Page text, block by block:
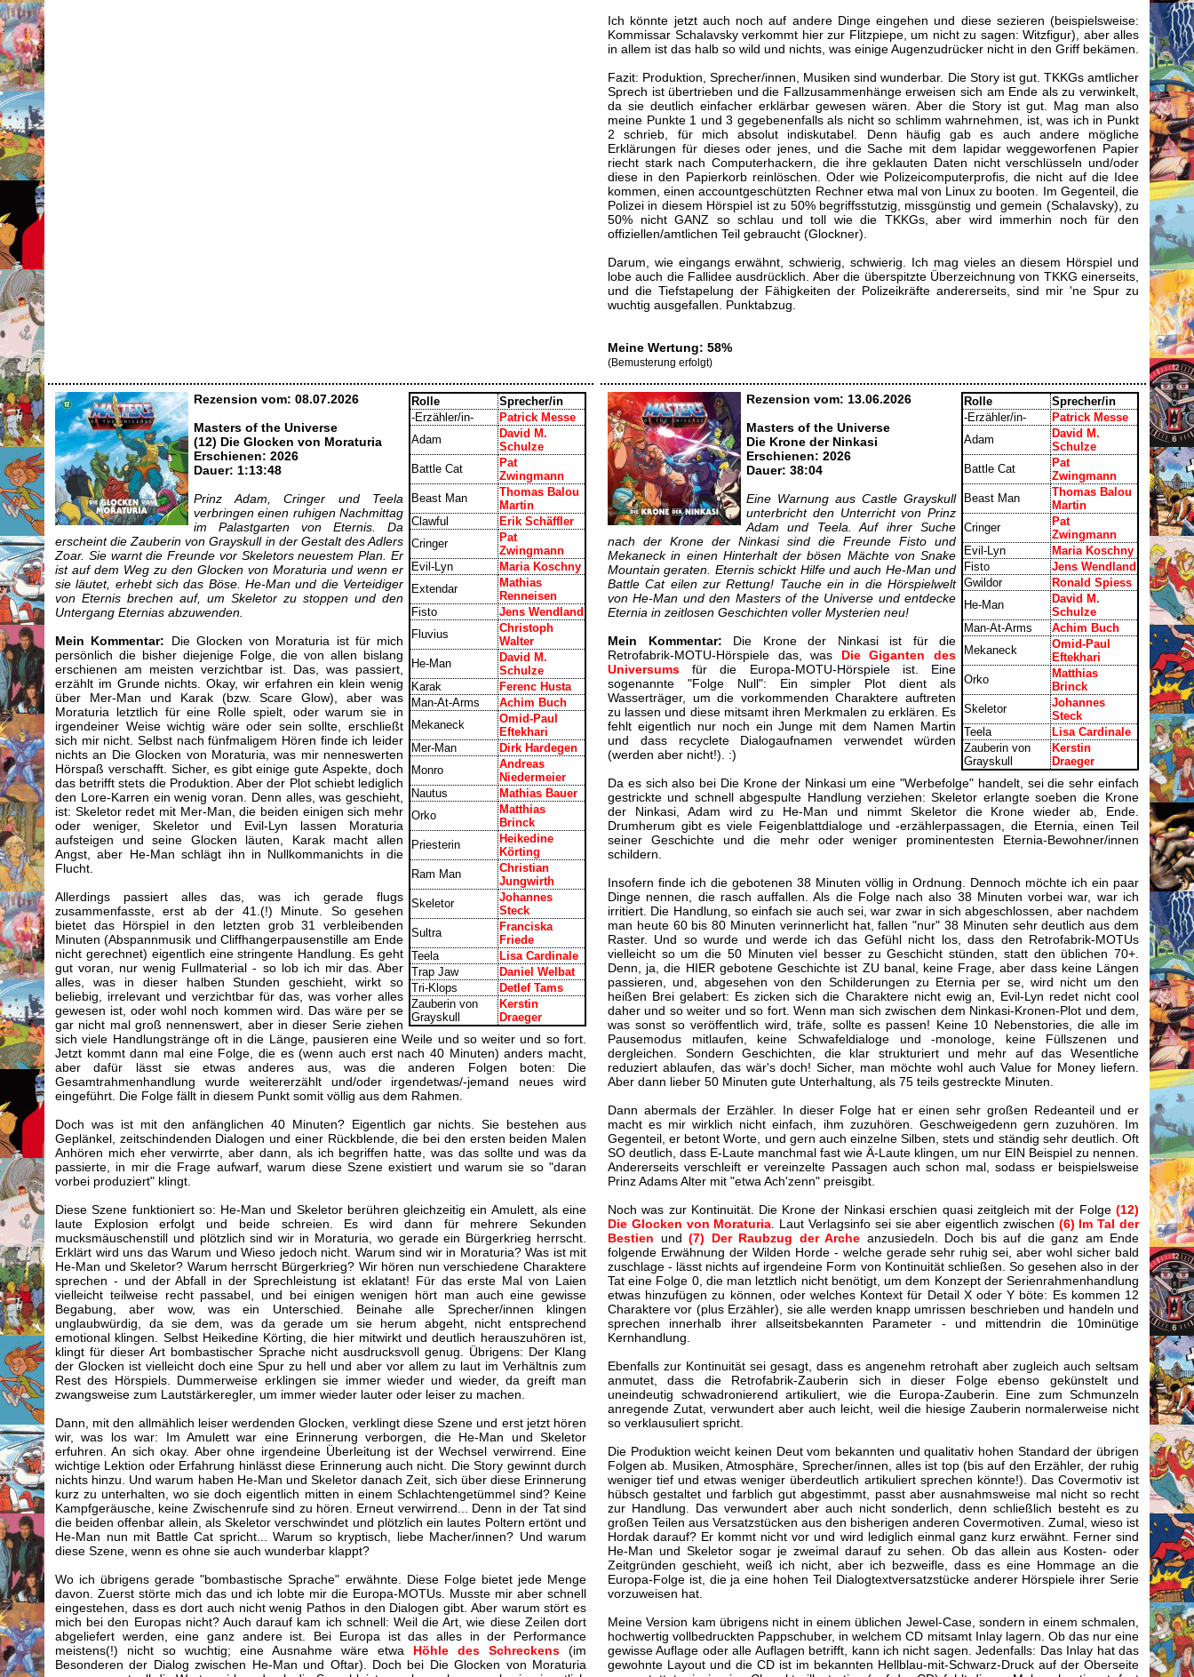
Ich könnte jetzt auch noch auf andere Dinge eingehen und diese sezieren (beispielsweise:
Kommissar Schalavsky verkommt hier zur Flitzpiepe, um nicht zu sagen: Witzfigur), aber alles
in allem ist das halb so wild und nichts, was einige Augenzudrücker nicht in den Griff bekämen.
Fazit: Produktion, Sprecher/innen, Musiken sind wunderbar. Die Story ist gut. TKKGs amtlicher
Sprech ist übertrieben und die Fallzusammenhänge erweisen sich am Ende als zu verwinkelt,
da sie deutlich einfacher erklärbar gewesen wären. Aber die Story ist gut. Mag man also
meine Punkte 1 und 3 gegebenenfalls als nicht so schlimm wahrnehmen, ist, was ich in Punkt
2 schrieb, für mich absolut indiskutabel. Denn häufig gab es auch andere mögliche
Erklärungen für dieses oder jenes, und die Sache mit dem lapidar weggeworfenen Papier
riecht stark nach Computerhackern, die ihre geklauten Daten nicht verschlüsseln und/oder
diese in den Papierkorb reinlöschen. Oder wie Polizeicomputerprofis, die nicht auf die Idee
kommen, einen accountgeschützten Rechner etwa mal von Linux zu booten. Im Gegenteil, die
Polizei in diesem Hörspiel ist zu 50% begriffsstutzig, missgünstig und gemein (Schalavsky), zu
50% nicht GANZ so schlau und toll wie die TKKGs, aber wird immerhin noch für den
offiziellen/amtlichen Teil gebraucht (Glockner).
Darum, wie eingangs erwähnt, schwierig, schwierig. Ich mag vieles an diesem Hörspiel und
lobe auch die Fallidee ausdrücklich. Aber die überspitzte Überzeichnung von TKKG einerseits,
und die Tiefstapelung der Fähigkeiten der Polizeikräfte andererseits, sind mir 'ne Spur zu
wuchtig ausgefallen. Punktabzug.
Meine Wertung: 58%
(Bemusterung erfolgt)
Rolle
Sprecher/in
-Erzähler/in-
Patrick Messe
Adam
David M.
Schulze
Battle Cat
Pat
Zwingmann
Beast Man
Thomas Balou
Martin
Clawful
Erik Schäffler
Cringer
Pat
Zwingmann
Evil-Lyn
Maria Koschny
Extendar
Mathias
Renneisen
Fisto
Jens Wendland
Fluvius
Christoph
Walter
He-Man
David M.
Schulze
Karak
Ferenc Husta
Man-At-Arms
Achim Buch
Mekaneck
Omid-Paul
Eftekhari
Mer-Man
Dirk Hardegen
Monro
Andreas
Niedermeier
Nautus
Mathias Bauer
Orko
Matthias
Brinck
Priesterin
Heikedine
Körting
Ram Man
Christian
Jungwirth
Skeletor
Johannes
Steck
Sultra
Franciska
Friede
Teela
Lisa Cardinale
Trap Jaw
Daniel Welbat
Tri-Klops
Detlef Tams
Zauberin von
Grayskull
Kerstin
Draeger
Rezension vom: 08.07.2026
Masters of the Universe
(12) Die Glocken von Moraturia
Erschienen: 2026
Dauer: 1:13:48
Prinz Adam, Cringer und Teela
verbringen einen ruhigen Nachmittag
im Palastgarten von Eternis. Da
erscheint die Zauberin von Grayskull in der Gestalt des Adlers
Zoar. Sie warnt die Freunde vor Skeletors neuestem Plan. Er
ist auf dem Weg zu den Glocken von Moraturia und wenn er
sie läutet, erhebt sich das Böse. He-Man und die Verteidiger
von Eternis brechen auf, um Skeletor zu stoppen und den
Untergang Eternias abzuwenden.
Mein Kommentar: Die Glocken von Moraturia ist für mich
persönlich die bisher diejenige Folge, die von allen bislang
erschienen am meisten verzichtbar ist. Das, was passiert,
erzählt im Grunde nichts. Okay, wir erfahren ein klein wenig
über Mer-Man und Karak (bzw. Scare Glow), aber was
Moraturia letztlich für eine Rolle spielt, oder warum sie in
irgendeiner Weise wichtig wäre oder sein sollte, erschließt
sich mir nicht. Selbst nach fünfmaligem Hören finde ich leider
nichts an Die Glocken von Moraturia, was mir nenneswerten
Hörspaß verschafft. Sicher, es gibt einige gute Aspekte, doch
das betrifft stets die Produktion. Aber der Plot schiebt lediglich
den Lore-Karren ein wenig voran. Denn alles, was geschieht,
ist: Skeletor redet mit Mer-Man, die beiden einigen sich mehr
oder weniger, Skeletor und Evil-Lyn lassen Moraturia
aufsteigen und seine Glocken läuten, Karak macht allen
Angst, aber He-Man schlägt ihn in Nullkommanichts in die
Flucht.
Allerdings passiert alles das, was ich gerade flugs
zusammenfasste, erst ab der 41.(!) Minute. So gesehen
bietet das Hörspiel in den letzten grob 31 verbleibenden
Minuten (Abspannmusik und Cliffhangerpausenstille am Ende
nicht gerechnet) eigentlich eine stringente Handlung. Es geht
gut voran, nur wenig Fullmaterial - so lob ich mir das. Aber
alles, was in dieser halben Stunden geschieht, wirkt so
beliebig, irrelevant und verzichtbar für das, was vorher alles
gewesen ist, oder wohl noch kommen wird. Das wäre per se
gar nicht mal groß nennenswert, aber in dieser Serie ziehen
sich viele Handlungstränge oft in die Länge, pausieren eine Weile und so weiter und so fort.
Jetzt kommt dann mal eine Folge, die es (wenn auch erst nach 40 Minuten) anders macht,
aber dafür lässt sie etwas anderes aus, was die anderen Folgen boten: Die
Gesamtrahmenhandlung wurde weitererzählt und/oder irgendetwas/-jemand neues wird
eingeführt. Die Folge fällt in diesem Punkt somit völlig aus dem Rahmen.
Doch was ist mit den anfänglichen 40 Minuten? Eigentlich gar nichts. Sie bestehen aus
Geplänkel, zeitschindenden Dialogen und einer Rückblende, die bei den ersten beiden Malen
Anhören mich eher verwirrte, aber dann, als ich begriffen hatte, was das sollte und was da
passierte, in mir die Frage aufwarf, warum diese Szene existiert und warum sie so "daran
vorbei produziert" klingt.
Diese Szene funktioniert so: He-Man und Skeletor berühren gleichzeitig ein Amulett, als eine
laute Explosion erfolgt und beide schreien. Es wird dann für mehrere Sekunden
mucksmäuschenstill und plötzlich sind wir in Moraturia, wo gerade ein Bürgerkrieg herrscht.
Erklärt wird uns das Warum und Wieso jedoch nicht. Warum sind wir in Moraturia? Was ist mit
He-Man und Skeletor? Warum herrscht Bürgerkrieg? Wir hören nun verschiedene Charaktere
sprechen - und der Abfall in der Sprechleistung ist eklatant! Für das erste Mal von Laien
vielleicht teilweise recht passabel, und bei einigen wenigen hört man auch eine gewisse
Begabung, aber wow, was ein Unterschied. Beinahe alle Sprecher/innen klingen
unglaubwürdig, da sie dem, was da gerade um sie herum abgeht, nicht entsprechend
emotional klingen. Selbst Heikedine Körting, die hier mitwirkt und deutlich herauszuhören ist,
klingt für dieser Art bombastischer Sprache nicht ausdrucksvoll genug. Übrigens: Der Klang
der Glocken ist vielleicht doch eine Spur zu hell und aber vor allem zu laut im Verhältnis zum
Rest des Hörspiels. Dummerweise erklingen sie immer wieder und wieder, da greift man
zwangsweise zum Lautstärkeregler, um immer wieder lauter oder leiser zu machen.
Dann, mit den allmählich leiser werdenden Glocken, verklingt diese Szene und erst jetzt hören
wir, was los war: Im Amulett war eine Erinnerung verborgen, die He-Man und Skeletor
erfuhren. An sich okay. Aber ohne irgendeine Überleitung ist der Wechsel verwirrend. Eine
wichtige Lektion oder Erfahrung hinlässt diese Erinnerung auch nicht. Die Story gewinnt durch
nichts hinzu. Und warum haben He-Man und Skeletor danach Zeit, sich über diese Erinnerung
kurz zu unterhalten, wo sie doch eigentlich mitten in einem Schlachtengetümmel sind? Keine
Kampfgeräusche, keine Zwischenrufe sind zu hören. Erneut verwirrend... Denn in der Tat sind
die beiden offenbar allein, als Skeletor verschwindet und plötzlich ein lautes Poltern ertönt und
He-Man nun mit Battle Cat spricht... Warum so kryptisch, liebe Macher/innen? Und warum
diese Szene, wenn es ohne sie auch wunderbar klappt?
Wo ich übrigens gerade "bombastische Sprache" erwähnte. Diese Folge bietet jede Menge
davon. Zuerst störte mich das und ich lobte mir die Europa-MOTUs. Musste mir aber schnell
eingestehen, dass es dort auch nicht wenig Pathos in den Dialogen gibt. Aber warum stört es
mich bei den Europas nicht? Auch darauf kam ich schnell: Weil die Art, wie diese Zeilen dort
abgeliefert werden, eine ganz andere ist. Bei Europa ist das alles in der Performance
meistens(!) nicht so wuchtig; eine Ausnahme wäre etwa Höhle des Schreckens (im
Besonderen der Dialog zwischen He-Man und Oftar). Doch bei Die Glocken von Moraturia
Rolle
Sprecher/in
-Erzähler/in-
Patrick Messe
Adam
David M.
Schulze
Battle Cat
Pat
Zwingmann
Beast Man
Thomas Balou
Martin
Cringer
Pat
Zwingmann
Evil-Lyn
Maria Koschny
Fisto
Jens Wendland
Gwildor
Ronald Spiess
He-Man
David M.
Schulze
Man-At-Arms
Achim Buch
Mekaneck
Omid-Paul
Eftekhari
Orko
Matthias
Brinck
Skeletor
Johannes
Steck
Teela
Lisa Cardinale
Zauberin von
Grayskull
Kerstin
Draeger
Rezension vom: 13.06.2026
Masters of the Universe
Die Krone der Ninkasi
Erschienen: 2026
Dauer: 38:04
Eine Warnung aus Castle Grayskull
unterbricht den Unterricht von Prinz
Adam und Teela. Auf ihrer Suche
nach der Krone der Ninkasi sind die Freunde Fisto und
Mekaneck in einen Hinterhalt der bösen Mächte von Snake
Mountain geraten. Eternis schickt Hilfe und auch He-Man und
Battle Cat eilen zur Rettung! Tauche ein in die Hörspielwelt
von He-Man und den Masters of the Universe und entdecke
Eternia in zeitlosen Geschichten voller Mysterien neu!
Mein Kommentar: Die Krone der Ninkasi ist für die
Retrofabrik-MOTU-Hörspiele das, was Die Giganten des
Universums für die Europa-MOTU-Hörspiele ist. Eine
sogenannte "Folge Null": Ein simpler Plot dient als
Wasserträger, um die vorkommenden Charaktere auftreten
zu lassen und diese mitsamt ihren Merkmalen zu erklären. Es
fehlt eigentlich nur noch ein Junge mit dem Namen Martin
und dass recyclete Dialogaufnamen verwendet würden
(werden aber nicht!). :)
Da es sich also bei Die Krone der Ninkasi um eine "Werbefolge" handelt, sei die sehr einfach
gestrickte und schnell abgespulte Handlung verziehen: Skeletor erlangte soeben die Krone
der Ninkasi, Adam wird zu He-Man und nimmt Skeletor die Krone wieder ab, Ende.
Drumherum gibt es viele Feigenblattdialoge und -erzählerpassagen, die Eternia, einen Teil
seiner Geschichte und die mehr oder weniger prominentesten Eternia-Bewohner/innen
schildern.
Insofern finde ich die gebotenen 38 Minuten völlig in Ordnung. Dennoch möchte ich ein paar
Dinge nennen, die rasch auffallen. Als die Folge nach also 38 Minuten vorbei war, war ich
irritiert. Die Handlung, so einfach sie auch sei, war zwar in sich abgeschlossen, aber nachdem
man heute 60 bis 80 Minuten verinnerlicht hat, fallen "nur" 38 Minuten sehr deutlich aus dem
Raster. Und so wurde und werde ich das Gefühl nicht los, dass den Retrofabrik-MOTUs
vielleicht so um die 50 Minuten viel besser zu Geschicht stünden, statt den üblichen 70+.
Denn, ja, die HIER gebotene Geschichte ist ZU banal, keine Frage, aber dass keine Längen
passieren, und, abgesehen von den Schilderungen zu Eternia per se, wird nicht um den
heißen Brei gelabert: Es zicken sich die Charaktere nicht ewig an, Evil-Lyn redet nicht cool
daher und so weiter und so fort. Wenn man sich zwischen dem Ninkasi-Kronen-Plot und dem,
was sonst so veröffentlich wird, träfe, sollte es passen! Keine 10 Nebenstories, die alle im
Pausemodus mitlaufen, keine Schwafeldialoge und -monologe, keine Füllszenen und
dergleichen. Sondern Geschichten, die klar strukturiert und mehr auf das Wesentliche
reduziert ablaufen, das wär's doch! Sicher, man möchte wohl auch Value for Money liefern.
Aber dann lieber 50 Minuten gute Unterhaltung, als 75 teils gestreckte Minuten.
Dann abermals der Erzähler. In dieser Folge hat er einen sehr großen Redeanteil und er
macht es mir wirklich nicht einfach, ihm zuzuhören. Geschweigedenn gern zuzuhören. Im
Gegenteil, er betont Worte, und gern auch einzelne Silben, stets und ständig sehr deutlich. Oft
SO deutlich, dass E-Laute manchmal fast wie Ä-Laute klingen, um nur EIN Beispiel zu nennen.
Andererseits verschleift er vereinzelte Passagen auch schon mal, sodass er beispielsweise
Prinz Adams Alter mit "etwa Ach'zenn" preisgibt.
Noch was zur Kontinuität. Die Krone der Ninkasi erschien quasi zeitgleich mit der Folge (12)
Die Glocken von Moraturia . Laut Verlagsinfo sei sie aber eigentlich zwischen (6) Im Tal der
Bestien und (7) Der Raubzug der Arche anzusiedeln. Doch bis auf die ganz am Ende
folgende Erwähnung der Wilden Horde - welche gerade sehr ruhig sei, aber wohl sicher bald
zuschlage - lässt nichts auf irgendeine Form von Kontinuität schließen. So gesehen also in der
Tat eine Folge 0, die man letztlich nicht benötigt, um dem Konzept der Serienrahmenhandlung
etwas hinzufügen zu können, oder welches Kontext für Detail X oder Y böte: Es kommen 12
Charaktere vor (plus Erzähler), sie alle werden knapp umrissen beschrieben und handeln und
sprechen innerhalb ihrer allseitsbekannten Parameter - und mittendrin die 10minütige
Kernhandlung.
Ebenfalls zur Kontinuität sei gesagt, dass es angenehm retrohaft aber zugleich auch seltsam
anmutet, dass die Retrofabrik-Zauberin sich in dieser Folge ebenso gekünstelt und
uneindeutig schwadronierend artikuliert, wie die Europa-Zauberin. Eine zum Schmunzeln
anregende Zutat, verwundert aber auch leicht, weil die hiesige Zauberin normalerweise nicht
so verklausuliert spricht.
Die Produktion weicht keinen Deut vom bekannten und qualitativ hohen Standard der übrigen
Folgen ab. Musiken, Atmosphäre, Sprecher/innen, alles ist top (bis auf den Erzähler, der ruhig
weniger tief und etwas weniger überdeutlich artikuliert sprechen könnte!). Das Covermotiv ist
hübsch gestaltet und farblich gut abgestimmt, passt aber ausnahmsweise mal nicht so recht
zur Handlung. Das verwundert aber auch nicht sonderlich, denn schließlich besteht es zu
großen Teilen aus Versatzstücken aus den bisherigen anderen Covermotiven. Zumal, wieso ist
Hordak darauf? Er kommt nicht vor und wird lediglich einmal ganz kurz erwähnt. Ferner sind
He-Man und Skeletor sogar je zweimal darauf zu sehen. Ob das allein aus Kosten- oder
Zeitgründen geschieht, weiß ich nicht, aber ich bezweifle, dass es eine Hommage an die
Europa-Folge ist, die ja eine hohen Teil Dialogtextversatzstücke anderer Hörspiele ihrer Serie
vorzuweisen hat.
Meine Version kam übrigens nicht in einem üblichen Jewel-Case, sondern in einem schmalen,
hochwertig vollbedruckten Pappschuber, in welchem CD mitsamt Inlay lagern. Ob das nur eine
gewisse Auflage oder alle Auflagen betrifft, kann ich nicht sagen. Jedenfalls: Das Inlay hat das
gewohnte Layout und die CD ist im bekannten Hellblau-mit-Schwarz-Druck auf der Oberseite